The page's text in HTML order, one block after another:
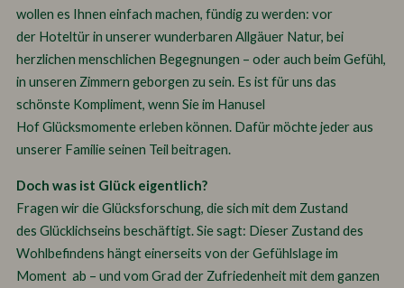
wollen es Ihnen einfach machen, fündig zu werden: vor
der Hoteltür in unserer wunderbaren Allgäuer Natur, bei
herzlichen menschlichen Begegnungen – oder auch beim Gefühl,
in unseren Zimmern geborgen zu sein. Es ist für uns das
schönste Kompliment, wenn Sie im Hanusel
Hof Glücksmomente erleben können. Dafür möchte jeder aus
unserer Familie seinen Teil beitragen.
Doch was ist Glück eigentlich?
Fragen wir die Glücksforschung, die sich mit dem Zustand
des Glücklichseins beschäftigt. Sie sagt: Dieser Zustand des
Wohlbefindens hängt einerseits von der Gefühlslage im
Moment ab – und vom Grad der Zufriedenheit mit dem ganzen